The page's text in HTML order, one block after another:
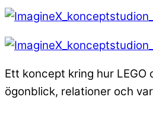
Ett koncept kring hur
ögonblick, relationer och